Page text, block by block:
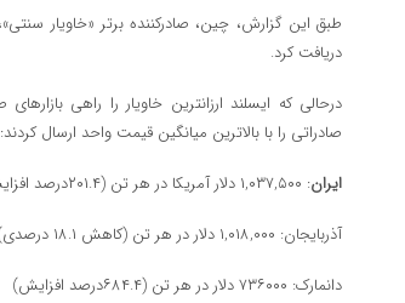
دریافت کرد.
صادراتی را با بالاترین میانگین قیمت واحد ارسال کردند:
ایران: ۱,۰۳۷,۵۰۰ دلار آمریکا در هر تن (۲۰۱.۴درصد افزایش نسبت به سال ۲۰۲۴)
آذربایجان: ۱,۰۱۸,۰۰۰ دلار در هر تن (کاهش ۱۸.۱ درصدی)
دانمارک: ۷۳۶۰۰۰ دلار در هر تن (۶۸۴.۴درصد افزایش)